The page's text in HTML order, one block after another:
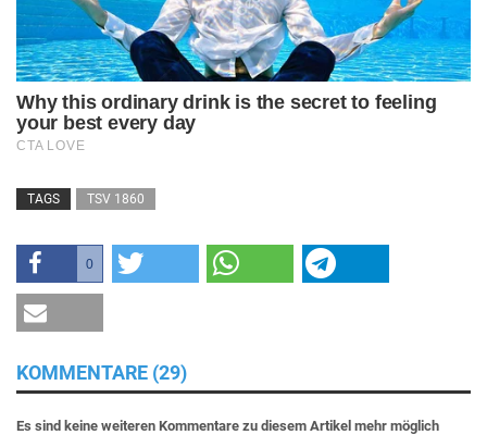
TAGS TSV 1860
0
KOMMENTARE (29)
Es sind keine weiteren Kommentare zu diesem Artikel mehr möglich